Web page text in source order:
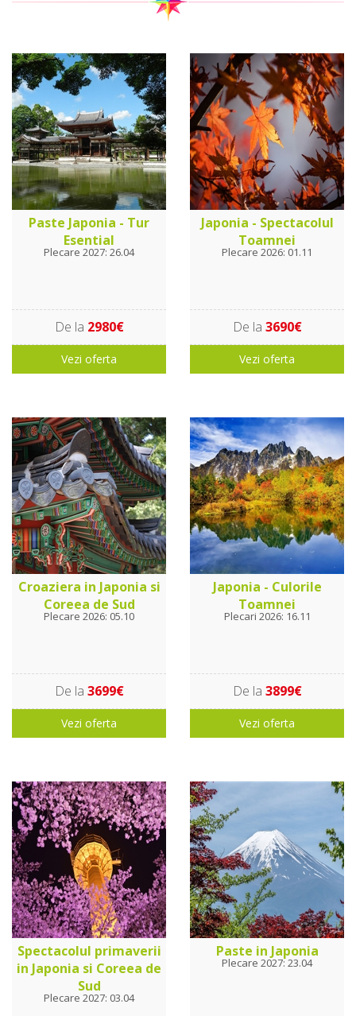
Paste Japonia - Tur
Esential
Plecare 2027: 26.04
De la 2980€
Vezi oferta
Japonia - Spectacolul
Toamnei
Plecare 2026: 01.11
De la 3690€
Vezi oferta
Croaziera in Japonia si
Coreea de Sud
Plecare 2026: 05.10
De la 3699€
Vezi oferta
Japonia - Culorile
Toamnei
Plecari 2026: 16.11
De la 3899€
Vezi oferta
Spectacolul primaverii
in Japonia si Coreea de
Sud
Plecare 2027: 03.04
Paste in Japonia
Plecare 2027: 23.04